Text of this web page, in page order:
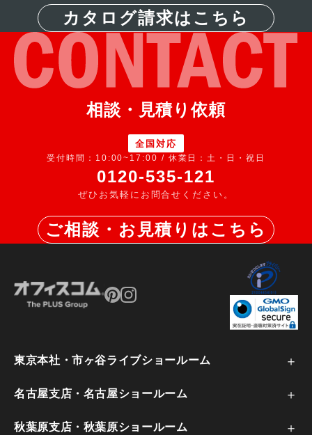
社長室をレイアウトするポイントは？必要なオフィ
ス家具も解説
オフィスレイアウトで管理職のベストな座席配置と
カタログ請求はこちら
相談・見積り依頼
全国対応
受付時間：10:00~17:00 / 休業日：土・日・祝日
0120-535-121
ぜひお気軽にお問合せください。
ご相談・お見積りはこちら
東京本社・市ヶ谷ライブショールーム
名古屋支店・名古屋ショールーム
秋葉原支店・秋葉原ショールーム